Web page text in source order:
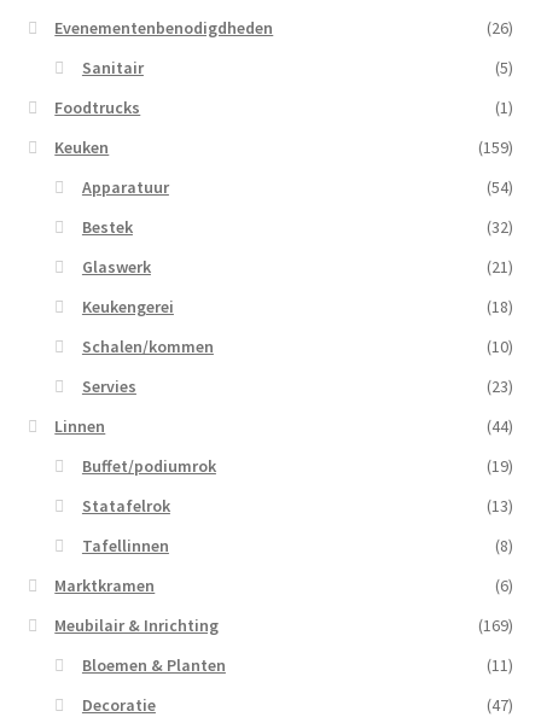
Evenementenbenodigdheden
(26)
Sanitair
(5)
Foodtrucks
(1)
Keuken
(159)
Apparatuur
(54)
Bestek
(32)
Glaswerk
(21)
Keukengerei
(18)
Schalen/kommen
(10)
Servies
(23)
Linnen
(44)
Buffet/podiumrok
(19)
Statafelrok
(13)
Tafellinnen
(8)
Marktkramen
(6)
Meubilair & Inrichting
(169)
Bloemen & Planten
(11)
Decoratie
(47)